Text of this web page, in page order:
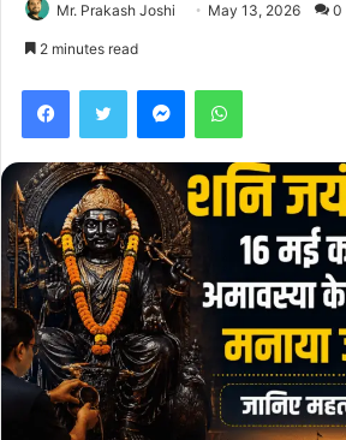
Mr. Prakash Joshi May 13, 2026 0
2 minutes read
FacebookTwitter MessengerWhatsApp